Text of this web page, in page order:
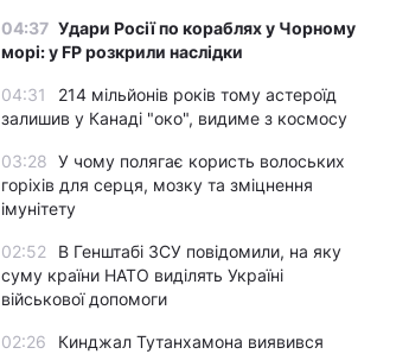
04:37 Удари Росії по кораблях у Чорному
морі: у FP розкрили наслідки
04:31
214 мільйонів років тому астероїд
залишив у Канаді "око", видиме з космосу
03:28 У чому полягає користь волоських
горіхів для серця, мозку та зміцнення
імунітету
02:52
В Генштабі ЗСУ повідомили, на яку
суму країни НАТО виділять Україні
військової допомоги
02:26
Кинджал Тутанхамона виявився